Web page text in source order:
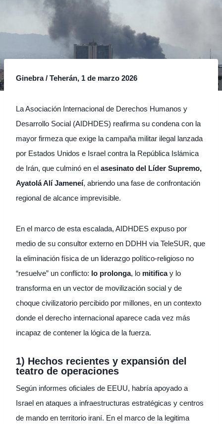
Ginebra / Teherán, 1 de marzo 2026
La Asociación Internacional de Derechos Humanos y
Desarrollo Social (AIDHDES) reafirma su condena con la
mayor firmeza que exige la campaña militar ilegal lanzada
por Estados Unidos e Israel contra la República Islámica
de Irán, que culminó en el asesinato del Líder Supremo,
Ayatolá Alí Jameneí, abriendo una fase de confrontación
regional de alcance imprevisible.
En el marco de esta escalada, AIDHDES expuso por
medio de su consultor externo en DDHH via TeleSUR, que
la eliminación física de un liderazgo político-religioso no
“resuelve” un conflicto: lo prolonga, lo mitificay lo
transforma en un vector de movilización social y de
choque civilizatorio percibido por millones, en un contexto
donde el derecho internacional aparece cada vez más
incapaz de contener la lógica de la fuerza.
1) Hechos recientes y expansión del
teatro de operaciones
Según informes oficiales de EEUU, habría apoyado a
Israel en ataques a infraestructuras estratégicas y centros
de mando en territorio iraní. En el marco de la legitima